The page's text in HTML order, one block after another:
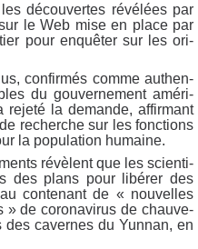
décou­vertes révé­lées par
le Web mise en place par
pour enquê­ter sur les ori­
confir­més comme authen­
du gou­ver­ne­ment amé­ri­
reje­té la demande, affir­mant
recherche sur les fonc­tions
la popu­la­tion humaine.
révèlent que les scien­ti­
des plans pour libé­rer des
conte­nant de « nou­velles
» de coro­na­vi­rus de chauve-
cavernes du Yun­nan, en